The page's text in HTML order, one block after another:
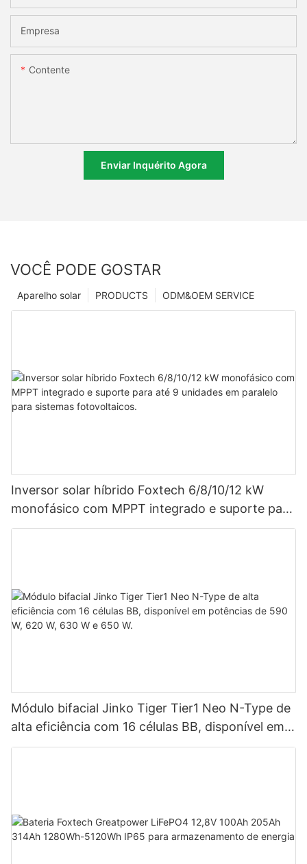
Empresa
Contente
Enviar Inquérito Agora
VOCÊ PODE GOSTAR
ODM&OEM SERVICE
PRODUCTS
Aparelho solar
Inversor solar híbrido Foxtech 6/8/10/12 kW
monofásico com MPPT integrado e suporte para
até 9 unidades em paralelo para sistemas
Módulo bifacial Jinko Tiger Tier1 Neo N-Type de
alta eficiência com 16 células BB, disponível em
potências de 590 W, 620 W, 630 W e 650 W.